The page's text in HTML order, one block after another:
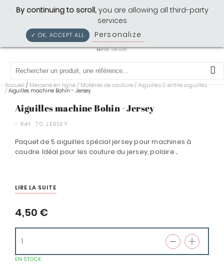
Cousette: Mercerie Singulière
Accueil /Mercerie en ligne/Matériel de couture/Aiguilles & enfile aiguilles
/ Aiguilles machine Bohin - Jersey
Aiguilles machine Bohin - Jersey
- Réf. 70 JERSEY
Paquet de 5 aiguilles spécial jersey pour machines à
coudre. Idéal pour les couture du jersey, polaire ...
LIRE LA SUITE
4,50 €
EN STOCK
By continuing to scroll,you are allowing all third-party
services
✓ OK, ACCEPT ALL Personalize